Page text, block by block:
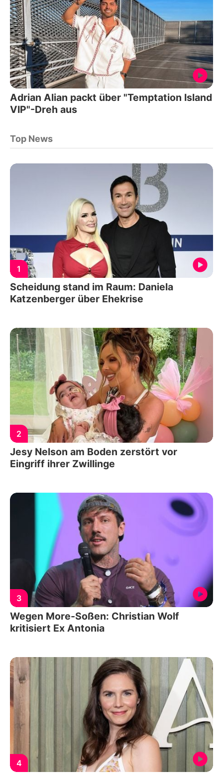
Adrian Alian packt über "Temptation Island
VIP"-Dreh aus
Top News
1
Scheidung stand im Raum: Daniela
Katzenberger über Ehekrise
2
Jesy Nelson am Boden zerstört vor
Eingriff ihrer Zwillinge
3
Wegen More-Soßen: Christian Wolf
kritisiert Ex Antonia
4